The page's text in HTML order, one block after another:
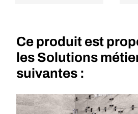
Ce produit est
les Solutions
suivantes :